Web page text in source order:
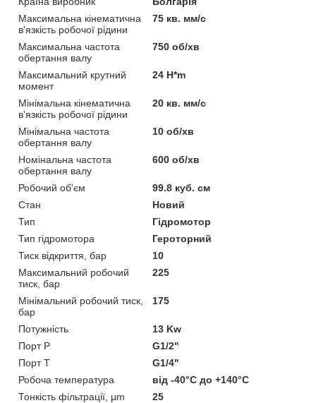
Максимальна кінематична
в'язкість робочої рідини
75 кв. мм/с
Максимальна частота
обертання валу
750 об/хв
Максимальний крутний
момент
24 H*m
Мінімальна кінематична
в'язкість робочої рідини
20 кв. мм/с
Мінімальна частота
обертання валу
10 об/хв
Номінальна частота
обертання валу
600 об/хв
Робочий об'єм
99.8 куб. см
Стан
Новий
Тип
Гідромотор
Тип гідромотора
Героторний
Тиск відкриття, бар
10
Максимальний робочий
тиск, бар
225
Мінімальний робочий тиск,
бар
175
Потужність
13 Kw
Порт P
G1/2''
Порт T
G1/4"
Робоча температура
від -40°С до +140°С
Тонкість фільтрації, µm
25